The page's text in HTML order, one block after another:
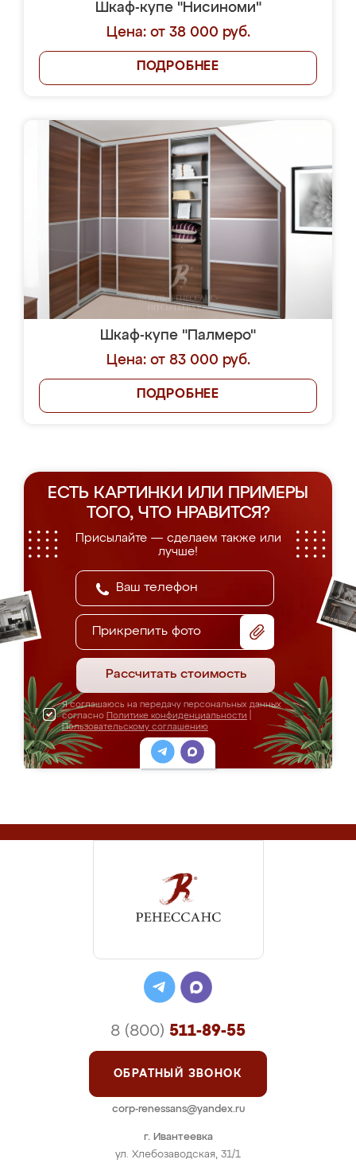
Шкаф-купе "Нисиноми"
Цена: от 38 000 руб.
ПОДРОБНЕЕ
Шкаф-купе "Палмеро"
Цена: от 83 000 руб.
ПОДРОБНЕЕ
ЕСТЬ КАРТИНКИ ИЛИ ПРИМЕРЫ
ТОГО, ЧТО НРАВИТСЯ?
Присылайте — сделаем также или
лучше!
Прикрепить фото
Рассчитать стоимость
Я соглашаюсь на передачу персональных данных
согласно Политике конфиденциальности
Пользовательскому соглашению
г. Ивантеевка
ул. Хлебозаводская, 31/1
8 (800) 511-89-55
ОБРАТНЫЙ ЗВОНОК
corp-renessans@yandex.ru